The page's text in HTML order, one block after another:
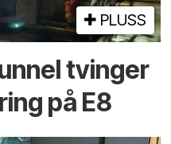
PLUSS
tvinger
på E8